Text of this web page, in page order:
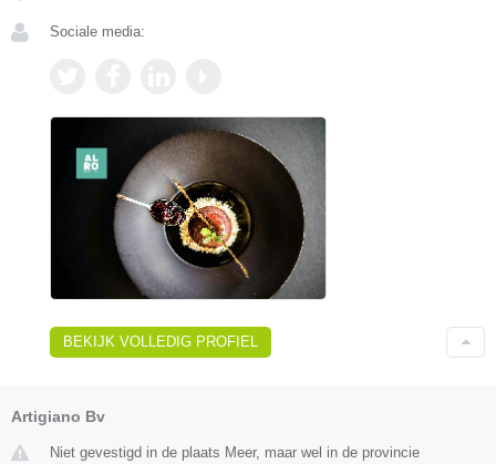
Sociale media:
BEKIJK VOLLEDIG PROFIEL
Artigiano Bv
Niet gevestigd in de plaats Meer, maar wel in de provincie